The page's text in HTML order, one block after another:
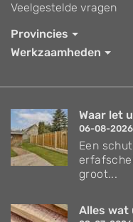
Veelgestelde vragen
Provincies
Werkzaamheden
Waar let
06-08-2026
Een
groot...
Alles wat